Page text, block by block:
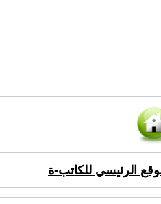
الرئيسي للكاتب-ة